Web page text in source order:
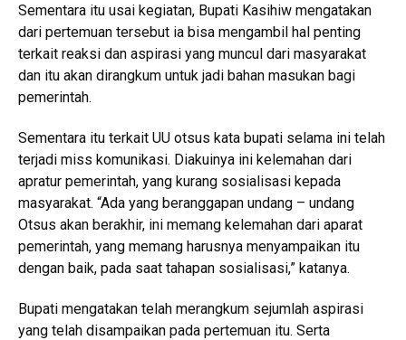
Sementara itu usai kegiatan, Bupati Kasihiw mengatakan
dari pertemuan tersebut ia bisa mengambil hal penting
terkait reaksi dan aspirasi yang muncul dari masyarakat
dan itu akan dirangkum untuk jadi bahan masukan bagi
pemerintah.
Sementara itu terkait UU otsus kata bupati selama ini telah
terjadi miss komunikasi. Diakuinya ini kelemahan dari
apratur pemerintah, yang kurang sosialisasi kepada
masyarakat. “Ada yang beranggapan undang – undang
Otsus akan berakhir, ini memang kelemahan dari aparat
pemerintah, yang memang harusnya menyampaikan itu
dengan baik, pada saat tahapan sosialisasi,” katanya.
Bupati mengatakan telah merangkum sejumlah aspirasi
yang telah disampaikan pada pertemuan itu. Serta